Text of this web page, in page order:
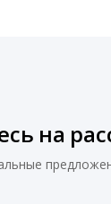
на